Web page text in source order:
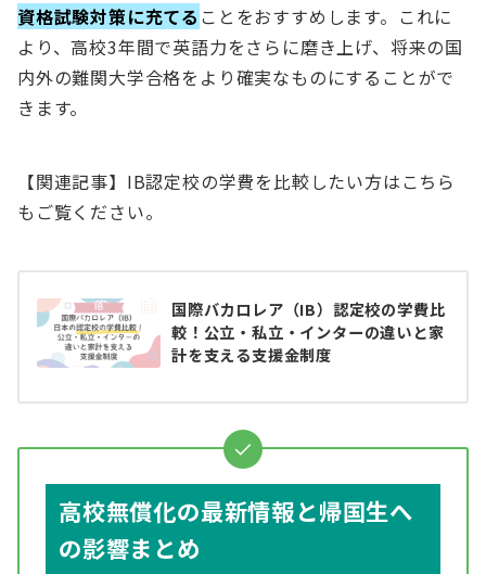
資格試験対策に充てる ことをおすすめします。これに
より、高校3年間で英語力をさらに磨き上げ、将来の国
内外の難関大学合格をより確実なものにすることがで
きます。
【関連記事】IB認定校の学費を比較したい方はこちら
もご覧ください。
国際バカロレア（IB）認定校の学費比
較！公立・私立・インターの違いと家
計を支える支援金制度
高校無償化の最新情報と帰国生へ
の影響まとめ